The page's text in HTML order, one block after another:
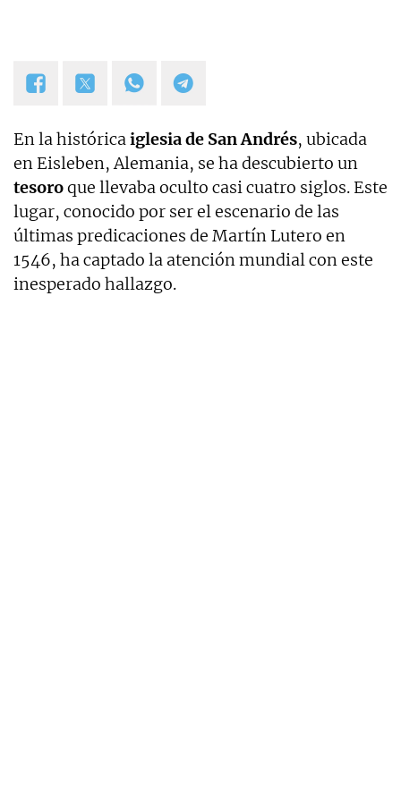
En la históricaiglesia de San Andrés, ubicada
en Eisleben, Alemania, se ha descubierto un
tesoroque llevaba oculto casi cuatro siglos. Este
lugar, conocido por ser el escenario de las
últimas predicaciones de Martín Lutero en
1546, ha captado la atención mundial con este
inesperado hallazgo.